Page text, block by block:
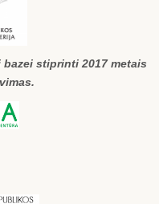
stiprinti 2017 metais